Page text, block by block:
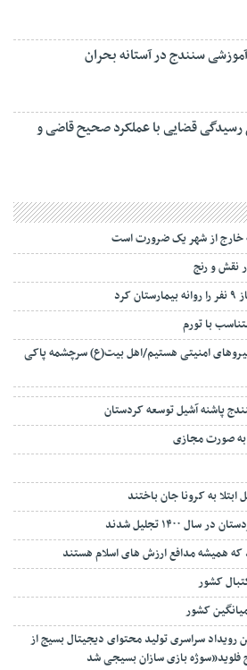
سنندج در آستانه بحران
قضایی با عملکرد صحیح قاضی و
خارج از شهر یک ضرورت است
نقش و رنج
با تورم
نیروهای امنیتی هستیم/اهل بیت(ع) سرچشمه پاکی
پاشنه آشیل توسعه کردستان
به صورت مجازی
که همیشه مدافع ارزش های اسلام هستند
کشور
کشور
رویداد سراسری تولید محتوای دیجیتال بسیج از
بازی سازان بسیجی شد